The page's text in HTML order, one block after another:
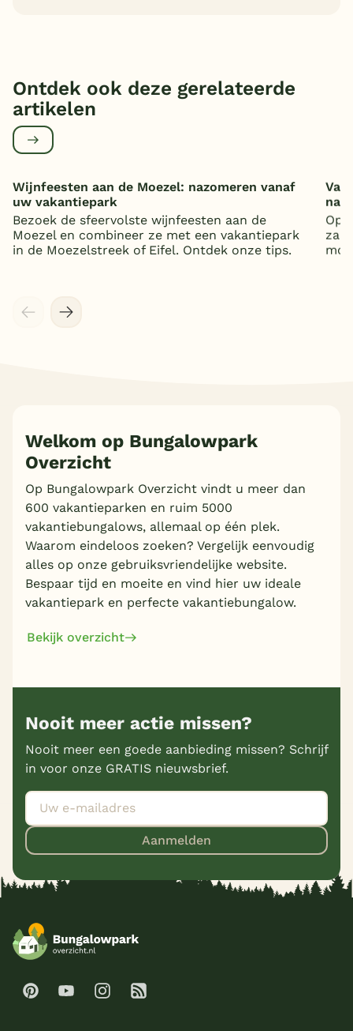
Ontdek ook deze gerelateerde
artikelen
Wijnfeesten aan de Moezel: nazomeren vanaf
uw vakantiepark
Bezoek de sfeervolste wijnfeesten aan de
Moezel en combineer ze met een vakantiepark
in de Moezelstreek of Eifel. Ontdek onze tips.
Op
Welkom op Bungalowpark
Overzicht
Op Bungalowpark Overzicht vindt u meer dan
600 vakantieparken en ruim 5000
vakantiebungalows, allemaal op één plek.
Waarom eindeloos zoeken? Vergelijk eenvoudig
alles op onze gebruiksvriendelijke website.
Bespaar tijd en moeite en vind hier uw ideale
vakantiepark en perfecte vakantiebungalow.
Bekijk overzicht
Nooit meer actie missen?
Nooit meer een goede aanbieding missen? Schrijf
in voor onze GRATIS nieuwsbrief.
Aanmelden